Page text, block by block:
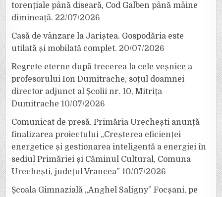
torențiale până diseară, Cod Galben până mâine
dimineață. 22/07/2026
Casă de vânzare la Jariștea. Gospodăria este
utilată și mobilată complet. 20/07/2026
Regrete eterne după trecerea la cele veșnice a
profesorului Ion Dumitrache, soțul doamnei
director adjunct al Școlii nr. 10, Mitrița
Dumitrache 10/07/2026
Comunicat de presă. Primăria Urechești anunță
finalizarea proiectului „Creșterea eficienței
energetice și gestionarea inteligentă a energiei în
sediul Primăriei și Căminul Cultural, Comuna
Urechești, județul Vrancea” 10/07/2026
Școala Gimnazială „Anghel Saligny” Focșani, pe